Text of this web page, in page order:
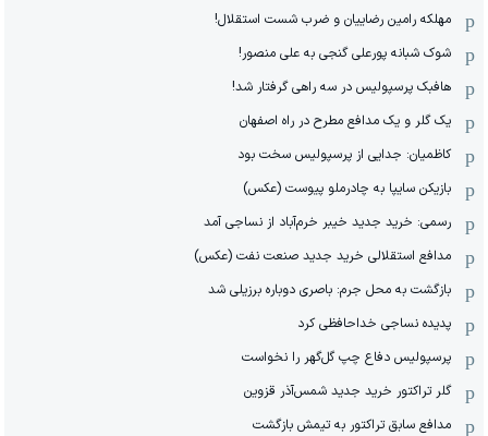
مهلکه رامین رضاییان و ضرب شست استقلال!
شوک شبانه پورعلی گنجی به علی منصور!
هافبک پرسپولیس در سه راهی گرفتار شد!
یک گلر و یک مدافع مطرح در راه اصفهان
کاظمیان: جدایی از پرسپولیس سخت بود
بازیکن سایپا به چادرملو پیوست (عکس)
رسمی: خرید جدید خیبر خرم‌آباد از نساجی آمد
مدافع استقلالی خرید جدید صنعت نفت (عکس)
بازگشت به محل جرم: باصری دوباره برزیلی شد
پدیده نساجی خداحافظی کرد
پرسپولیس دفاع چپ گل‌گهر را نخواست
گلر تراکتور خرید جدید شمس‌آذر قزوین
مدافع سابق تراکتور به تیمش بازگشت